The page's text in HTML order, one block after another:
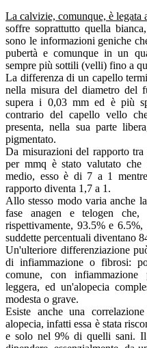
La calvizie, comunque, è legata
soffre soprattutto quella
sono le informazioni geniche
pubertà e comunque in un
sempre più sottili (velli) fino a
La differenza di un capello
nella misura del diametro del
supera i 0,03 mm ed è più
contrario del capello vello
presenta, nella sua parte
pigmentato.
Da misurazioni del rapporto
per mmq è stato valutato
medio, esso è di 7 a 1
rapporto diventa 1,7 a 1.
Allo stesso modo varia anche
fase anagen e telogen che,
rispettivamente, 93.5% e
suddette percentuali diventano
Un'ulteriore differenziazione
di infiammazione o fibrosi:
comune, con
leggera, ed un'alopecia
modesta o grave.
Esiste anche una
alopecia, infatti essa è stata
e solo nel 9% di quelli sani. Il